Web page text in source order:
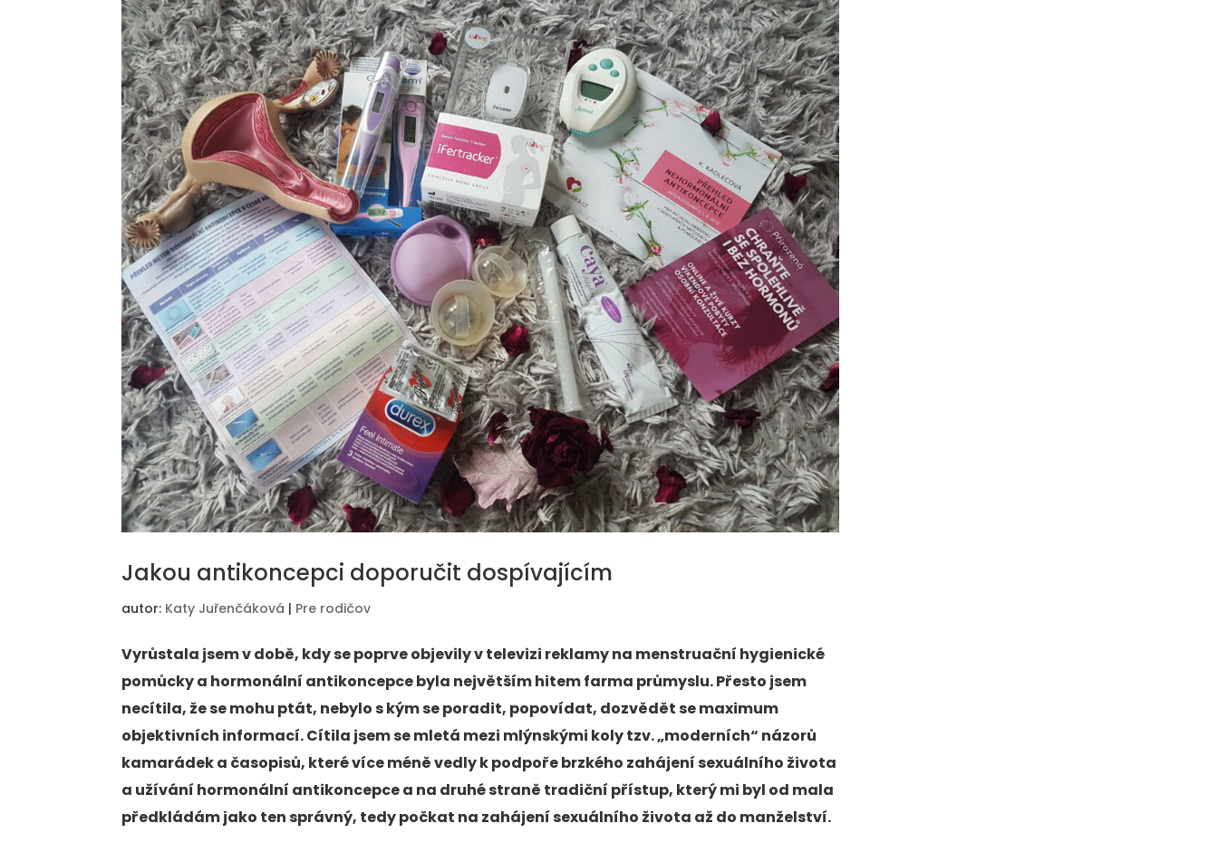
Jakou antikoncepci doporučit dospívajícím
autor: Katy Juřenčáková | Pre rodičov
Vyrůstala jsem v době, kdy se poprve objevily v televizi reklamy na menstruační hygienické
pomůcky a hormonální antikoncepce byla největším hitem farma průmyslu. Přesto jsem
necítila, že se mohu ptát, nebylo s kým se poradit, popovídat, dozvědět se maximum
objektivních informací. Cítila jsem se mletá mezi mlýnskými koly tzv. „moderních“ názorů
kamarádek a časopisů, které více méně vedly k podpoře brzkého zahájení sexuálního života
a užívání hormonální antikoncepce a na druhé straně tradiční přístup, který mi byl od mala
předkládám jako ten správný, tedy počkat na zahájení sexuálního života až do manželství.